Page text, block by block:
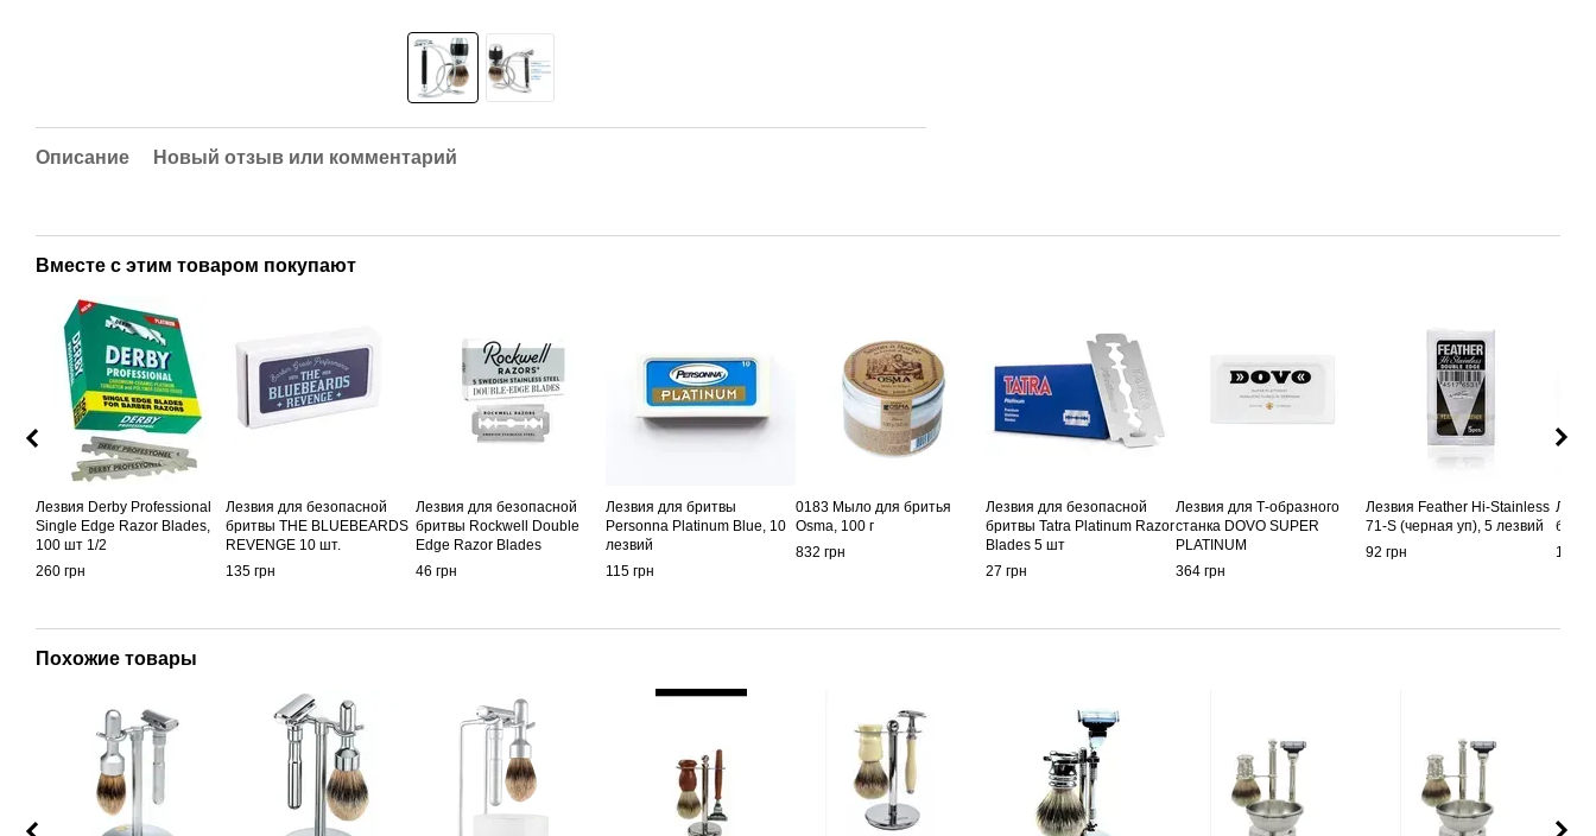
Описание Новый отзыв или комментарий
Вместе с этим товаром покупают
Лезвия Derby Professional
Single Edge Razor Blades,
100 шт 1/2
260 грн
Лезвия для безопасной
бритвы THE BLUEBEARDS
REVENGE 10 шт.
135 грн
Лезвия для безопасной
бритвы Rockwell Double
Edge Razor Blades
46 грн
Лезвия для бритвы
Personna Platinum Blue, 10
лезвий
115 грн
0183 Мыло для бритья
Osma, 100 г
832 грн
Лезвия для безопасной
бритвы Tatra Platinum Razor
Blades 5 шт
27 грн
Лезвия для Т-образного
станка DOVO SUPER
PLATINUM
364 грн
Лезвия Feather Hi-Stainless
71-S (черная уп), 5 лезвий
92 грн
1 306
Похожие товары